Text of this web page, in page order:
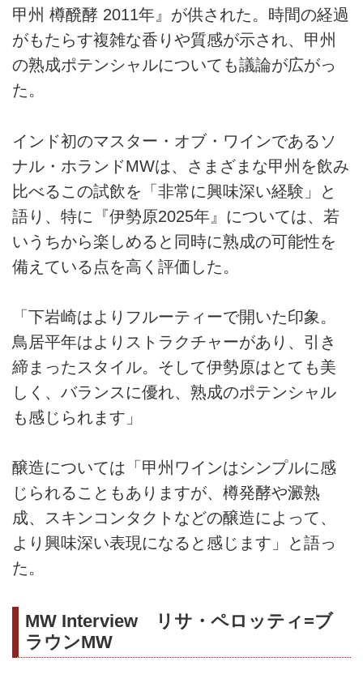
甲州 樽醗酵 2011年』が供された。時間の経過
がもたらす複雑な香りや質感が示され、甲州
の熟成ポテンシャルについても議論が広がっ
た。
インド初のマスター・オブ・ワインであるソ
ナル・ホランドMWは、さまざまな甲州を飲み
比べるこの試飲を「非常に興味深い経験」と
語り、特に『伊勢原2025年』については、若
いうちから楽しめると同時に熟成の可能性を
備えている点を高く評価した。
「下岩崎はよりフルーティーで開いた印象。
鳥居平年はよりストラクチャーがあり、引き
締まったスタイル。そして伊勢原はとても美
しく、バランスに優れ、熟成のポテンシャル
も感じられます」
醸造については「甲州ワインはシンプルに感
じられることもありますが、樽発酵や澱熟
成、スキンコンタクトなどの醸造によって、
より興味深い表現になると感じます」と語っ
た。
MW Interview リサ・ペロッティ=ブ
ラウンMW